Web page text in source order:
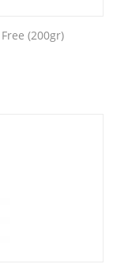
(200gr)